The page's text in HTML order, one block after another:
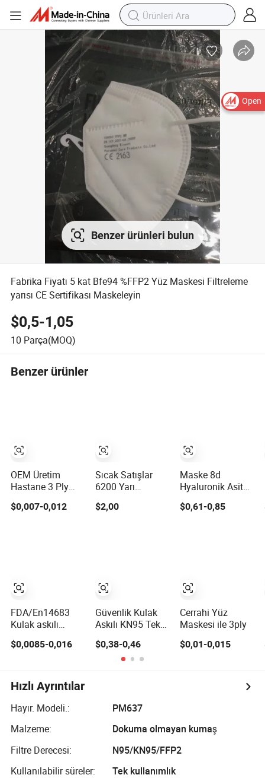
Open
Benzer ürünleri bulun
Fabrika Fiyatı 5 kat Bfe94 %FFP2 Yüz Maskesi Filtreleme
yarısı CE Sertifikası Maskeleyin
$0,5-1,05
10 Parça(MOQ)
Benzer ürünler
OEM Üretim
Hastane 3 Ply
Cerrahi Tek
Kullanımlık
$0,007-0,012
FDA/En14683
Kulak askılı
Kullanımlık Tıbbi
Tek Kullanımlık
Hastane
Kullanımı Cerrahi
Yüz Maskesi
$0,0085-0,016
Sıcak Satışlar
6200 Yarı
Yeniden
Kullanılabilir Yüz
$2,00
Güvenlik Kulak
Askılı KN95 Tek
Maskesi Gri
Karbon Valfli
$0,38-0,46
Maske 8d
Hyaluronik Asit
Seramid
Nemlendirici
$0,61-0,85
Cerrahi Yüz
Maskesi ile 3ply
$0,01-0,015
Hızlı Ayrıntılar
Hayır. Modeli.:
PM637
Malzeme:
Dokuma olmayan kumaş
Filtre Derecesi:
N95/KN95/FFP2
Kullanılabilir süreler:
Tek kullanımlık